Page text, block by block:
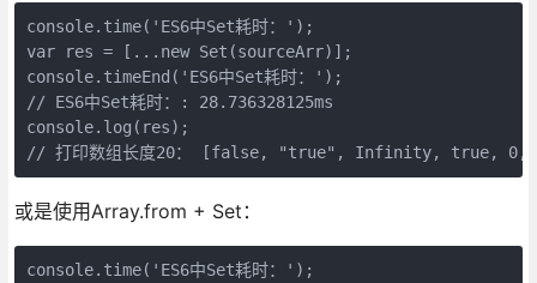
console.time('ES6中Set耗时：');
var res = [...new Set(sourceArr)];
console.timeEnd('ES6中Set耗时：');
// ES6中Set耗时：: 28.736328125ms
console.log(res);
// 打印数组长度20： [false, "true", Infinity,
或是使用Array.from + Set：
console.time('ES6中Set耗时：');